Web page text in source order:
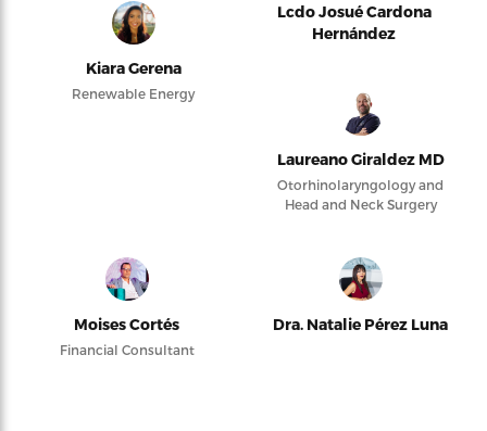
Kiara Gerena
Renewable Energy
Lcdo Josué Cardona
Hernández
Laureano Giraldez MD
Otorhinolaryngology and
Head and Neck Surgery
Moises Cortés
Financial Consultant
Dra. Natalie Pérez Luna